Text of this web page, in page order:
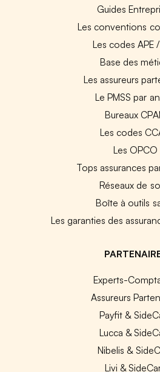
Guides
Les conventions
Les codes APE
Base des
Les assureurs
Le PMSS par
Bureaux
Les codes
Les OPCO
Tops assurances
Réseaux de
Boîte à outils
Les garanties des
Experts-
Assureurs
Payfit &
Lucca &
Nibelis &
Livi &